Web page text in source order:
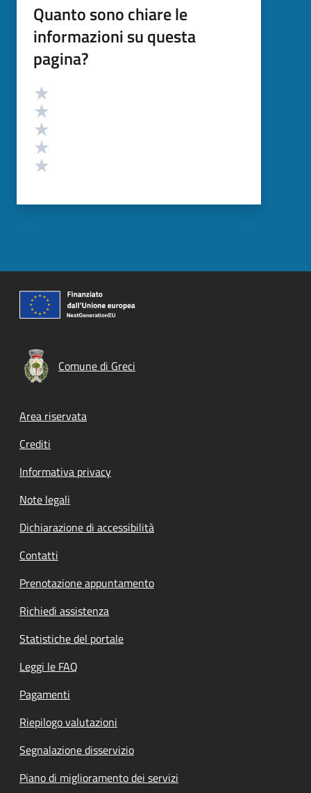
Quanto sono chiare le
informazioni su questa
pagina?
Valutazione
Comune di Greci
Footer menu
Area riservata
Crediti
Informativa privacy
Note legali
Dichiarazione di accessibilità
Contatti
Prenotazione appuntamento
Richiedi assistenza
Statistiche del portale
Leggi le FAQ
Pagamenti
Riepilogo valutazioni
Segnalazione disservizio
Piano di miglioramento dei servizi